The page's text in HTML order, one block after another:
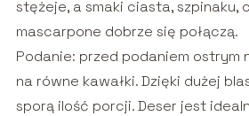
stężeje, a smaki ciasta, szpinaku,
mascarpone dobrze się połączą.
Podanie: przed podaniem ostrym
na równe kawałki. Dzięki dużej
sporą ilość porcji. Deser jest